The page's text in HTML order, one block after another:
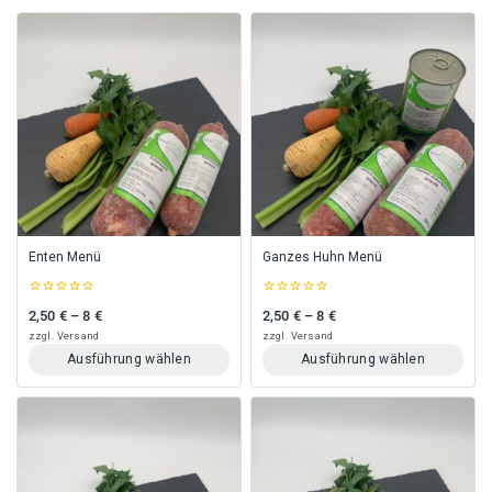
Enten Menü
out
of
2,50 € –8 €Preisspanne: 2,50 € bis 8 €
zzgl. Versand
Ausführung wählen
Dieses
Ganzes Huhn Menü
out
of
2,50 € –8 €Preisspanne: 2,50 € bis 8 €
zzgl. Versand
Ausführung wählen
Dieses